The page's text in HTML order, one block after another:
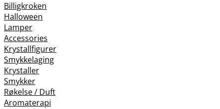
Billigkroken
Halloween
Lamper
Accessories
Krystallfigurer
Smykkelaging
Krystaller
Smykker
Røkelse / Duft
Aromaterapi